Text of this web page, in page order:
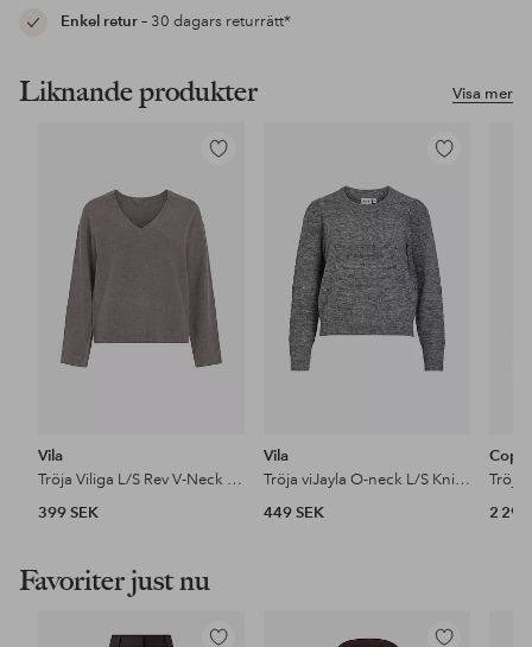
Enkel retur– 30 dagars returrätt*
Visa mer
Liknande produkter
Lägg
favoriter
Vila
Tröja Viliga L/S Rev V-Neck Knit Top - No
399 SEK
Lägg
i
favoriter
Vila
Tröja viJayla O-neck L/S Knit Top
449 SEK
Tröja
2 299
Favoriter just nu